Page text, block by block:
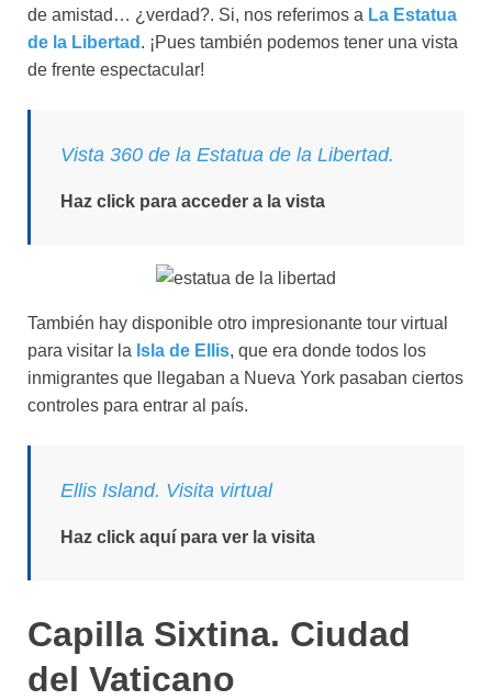
de amistad… ¿verdad?. Si, nos referimos a La Estatua
de la Libertad . ¡Pues también podemos tener una vista
de frente espectacular!
Vista 360 de la Estatua de la Libertad.
Haz click para acceder a la vista
También hay disponible otro impresionante tour virtual
para visitar la Isla de Ellis, que era donde todos los
inmigrantes que llegaban a Nueva York pasaban ciertos
controles para entrar al país.
Ellis Island. Visita virtual
Haz click aquí para ver la visita
Capilla Sixtina. Ciudad
del Vaticano